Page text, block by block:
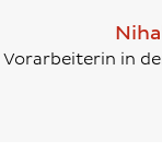
Vorarbeiterin in